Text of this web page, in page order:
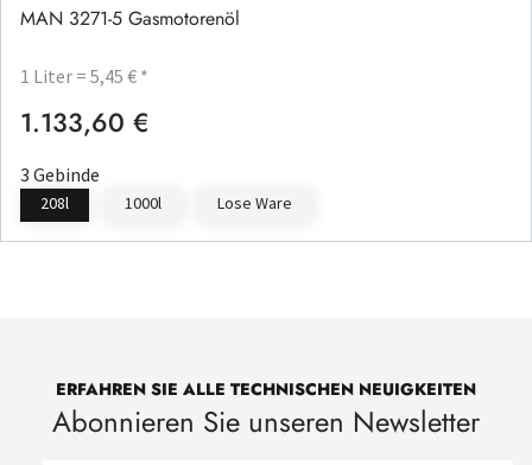
MAN 3271-5 Gasmotorenöl
1 Liter = 5,45 € *
Regulärer Preis:
1.133,60 €
3 Gebinde
208l 1000l Lose Ware
ERFAHREN SIE ALLE TECHNISCHEN NEUIGKEITEN
Abonnieren Sie unseren Newsletter